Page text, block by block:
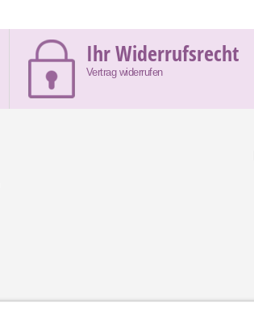
Ihr Widerrufsrecht
Vertrag widerrufen